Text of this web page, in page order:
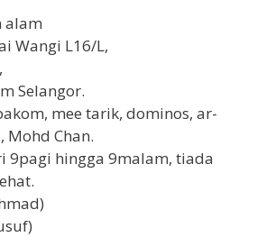
alam
Wangi L16/L,
Selangor.
mee tarik, dominos, ar-
Mohd Chan.
9pagi hingga 9malam, tiada